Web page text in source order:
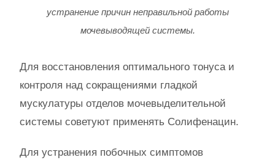
устранение причин неправильной работы
мочевыводящей системы.
Для восстановления оптимального тонуса и
контроля над сокращениями гладкой
мускулатуры отделов мочевыделительной
системы советуют применять Солифенацин.
Для устранения побочных симптомов